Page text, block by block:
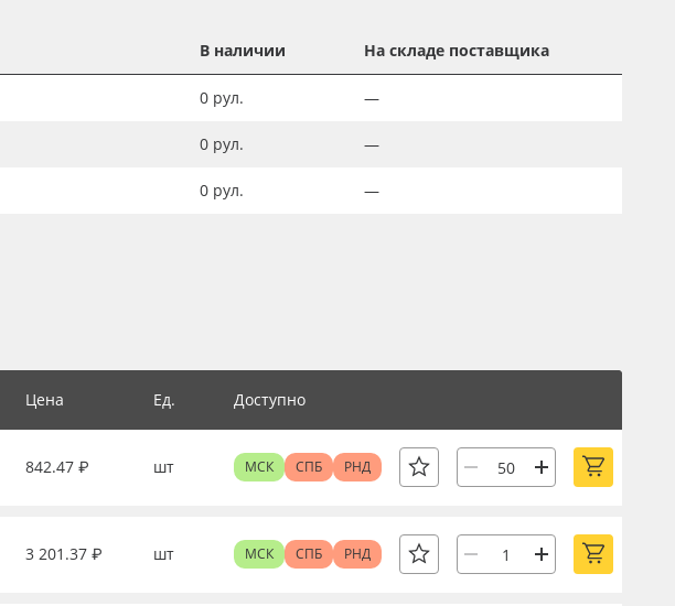
В наличии На складе поставщика
0 рул. —
0 рул. —
0 рул. —
Цена Ед. Доступно
842.47 ₽ шт МСК СПБ РНД
3 201.37 ₽ шт МСК СПБ РНД